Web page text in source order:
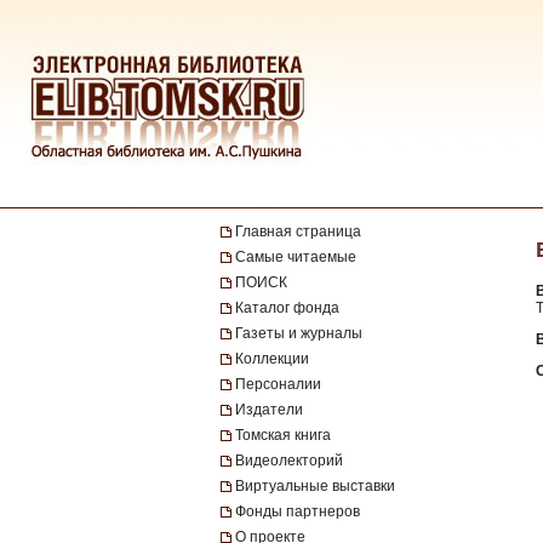
Главная страница
Самые читаемые
ПОИСК
Каталог фонда
Газеты и журналы
Коллекции
Персоналии
Издатели
Томская книга
Видеолекторий
Виртуальные выставки
Фонды партнеров
О проекте